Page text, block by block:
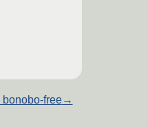
bonobo-free→